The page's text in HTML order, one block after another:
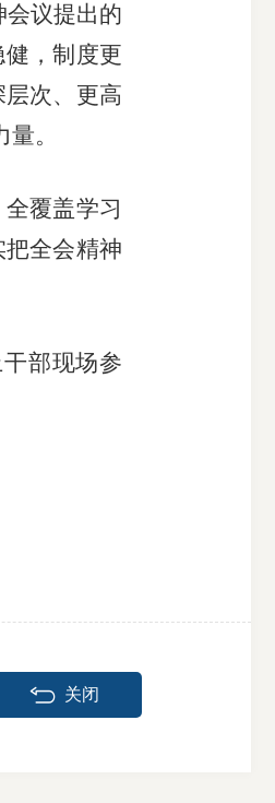
议提出的
健，制度更
次、更高
。
覆盖学习
全会精神
部现场参
关闭